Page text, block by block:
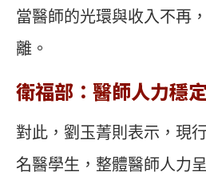
當醫師的光環與收入不再
離。
衛福部：醫師人力穩
對此，劉玉菁則表示，現
名醫學生，整體醫師人力